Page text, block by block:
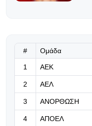
# Ομάδα
1 ΑΕΚ
2 ΑΕΛ
3 ΑΝΟΡΘΩΣΗ
4 ΑΠΟΕΛ